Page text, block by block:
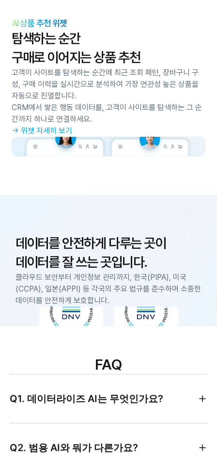
AI 상품 추천 위젯
탐색하는 순간
구매로 이어지는 상품 추천
고객이 사이트를 탐색하는 순간에 최근 조회 패턴, 장바구니 구
성, 구매 이력을 실시간으로 분석하여 가장 연관성 높은 상품을
자동으로 진열합니다.
CRM에서 쌓은 행동 데이터를, 고객이 사이트를 탐색하는 그 순
간까지 하나로 연결하세요.
→ 위젯 자세히 보기
데이터를 안전하게 다루는 곳이
데이터를 잘 쓰는 곳입니다.
클라우드 보안부터 개인정보 관리까지, 한국(PIPA), 미국
(CCPA), 일본(APPI) 등 각국의 주요 법규를 준수하며 소중한
데이터를 안전하게 보호합니다.
FAQ
Q1. 데이터라이즈 AI는 무엇인가요?
Q2. 범용 AI와 뭐가 다른가요?